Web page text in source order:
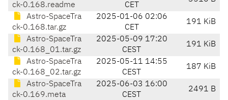
ck-0.168.readme CET
Astro-SpaceTra
ck-0.168.tar.gz
2025-01-06 02:06
CET
191 KiB
Astro-SpaceTra
ck-0.168_01.tar.gz
2025-05-09 17:20
CEST
191 KiB
Astro-SpaceTra
ck-0.168_02.tar.gz
2025-05-11 14:55
CEST
187 KiB
Astro-SpaceTra
ck-0.169.meta
2025-06-03 16:00
CEST
2491 B